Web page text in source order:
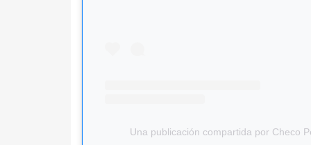
Una publicación compartida por Checo